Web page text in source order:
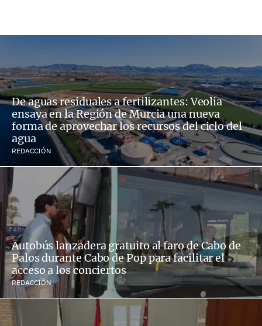
De aguas residuales a fertilizantes: Veolia
ensaya en la Región de Murcia una nueva
forma de aprovechar los recursos del ciclo del
agua
REDACCIÓN
Autobús lanzadera gratuito al faro de Cabo de
Palos durante Cabo de Pop para facilitar el
acceso a los conciertos
REDACCIÓN